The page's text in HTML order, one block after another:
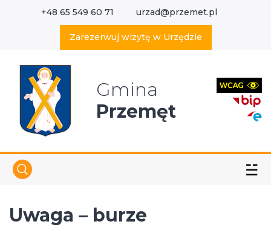
+48 65 549 60 71 urzad@przemet.pl
Zarezerwuj wizytę w Urzędzie
Gmina
Przemęt
☱
Uwaga – burze
Wyszukaj w serwisie